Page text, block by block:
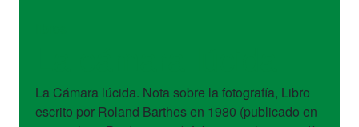
La Cámara lúcida. Nota sobre la fotografía, Libro
escrito por Roland Barthes en 1980 (publicado en